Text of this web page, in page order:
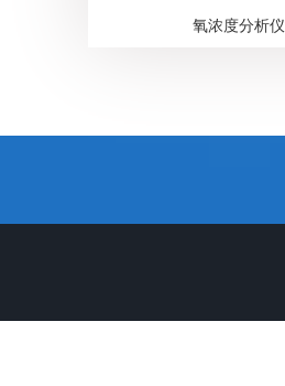
氧浓度分析仪